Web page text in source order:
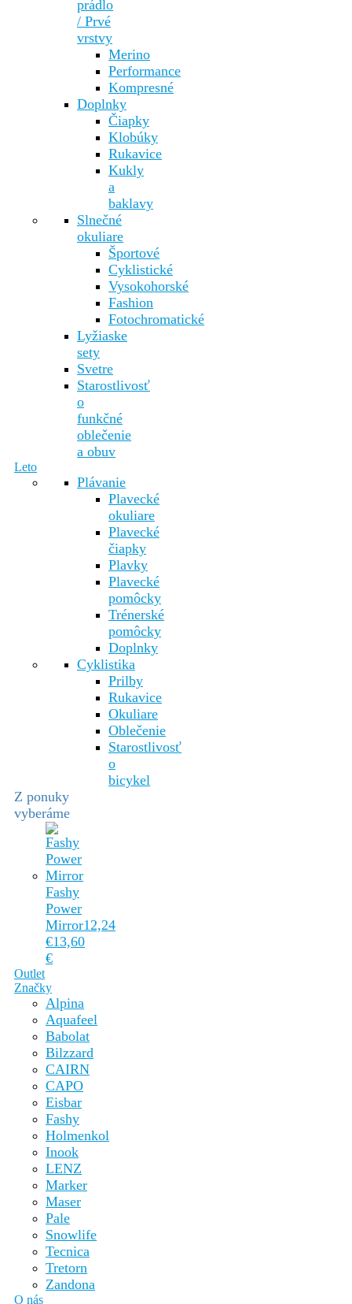
prádlo
/ Prvé
vrstvy
Merino
Performance
Kompresné
Doplnky
Čiapky
Klobúky
Rukavice
Kukly
a
baklavy
Slnečné
okuliare
Športové
Cyklistické
Vysokohorské
Fashion
Fotochromatické
Lyžiaske
sety
Svetre
Starostlivosť
o
funkčné
oblečenie
a obuv
Leto
Plávanie
Plavecké
okuliare
Plavecké
čiapky
Plavky
Plavecké
pomôcky
Trénerské
pomôcky
Doplnky
Cyklistika
Prilby
Rukavice
Okuliare
Oblečenie
Starostlivosť
o
bicykel
Z ponuky
vyberáme
Fashy
Power
Mirror12,24
€13,60
€
Outlet
Značky
Alpina
Aquafeel
Babolat
Bilzzard
CAIRN
CAPO
Eisbar
Fashy
Holmenkol
Inook
LENZ
Marker
Maser
Pale
Snowlife
Tecnica
Tretorn
Zandona
O nás